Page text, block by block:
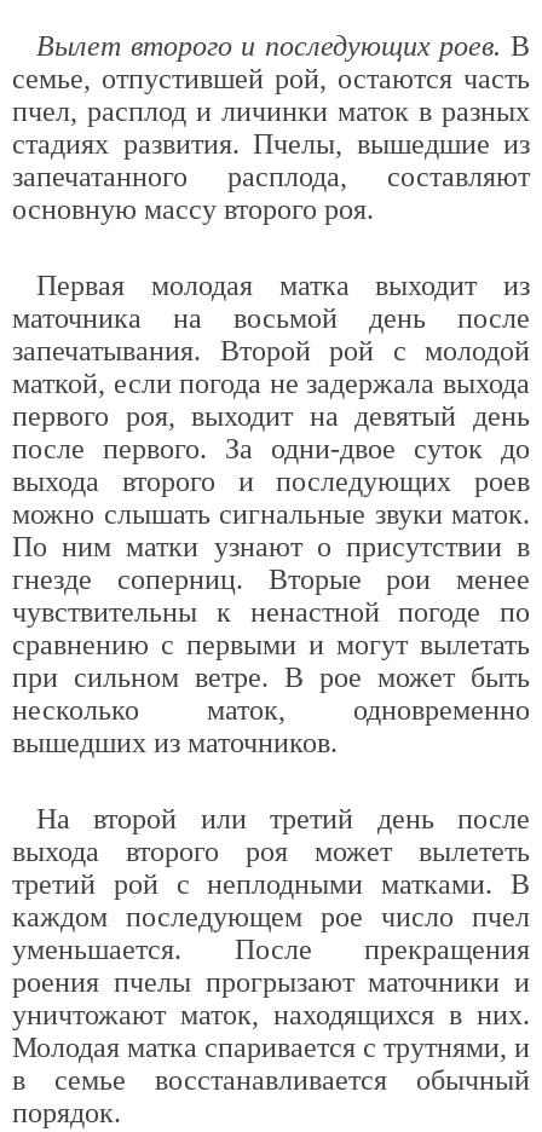
Вылет второго и последующих роев. В
семье, отпустившей рой, остаются часть
пчел, расплод и личинки маток в разных
стадиях развития. Пчелы, вышедшие из
запечатанного расплода, составляют
основную массу второго роя.
Первая молодая матка выходит из
маточника на восьмой день после
запечатывания. Второй рой с молодой
маткой, если погода не задержала выхода
первого роя, выходит на девятый день
после первого. За одни-двое суток до
выхода второго и последующих роев
можно слышать сигнальные звуки маток.
По ним матки узнают о присутствии в
гнезде соперниц. Вторые рои менее
чувствительны к ненастной погоде по
сравнению с первыми и могут вылетать
при сильном ветре. В рое может быть
несколько маток, одновременно
вышедших из маточников.
На второй или третий день после
выхода второго роя может вылететь
третий рой с неплодными матками. В
каждом последующем рое число пчел
уменьшается. После прекращения
роения пчелы прогрызают маточники и
уничтожают маток, находящихся в них.
Молодая матка спаривается с трутнями, и
в семье восстанавливается обычный
порядок.